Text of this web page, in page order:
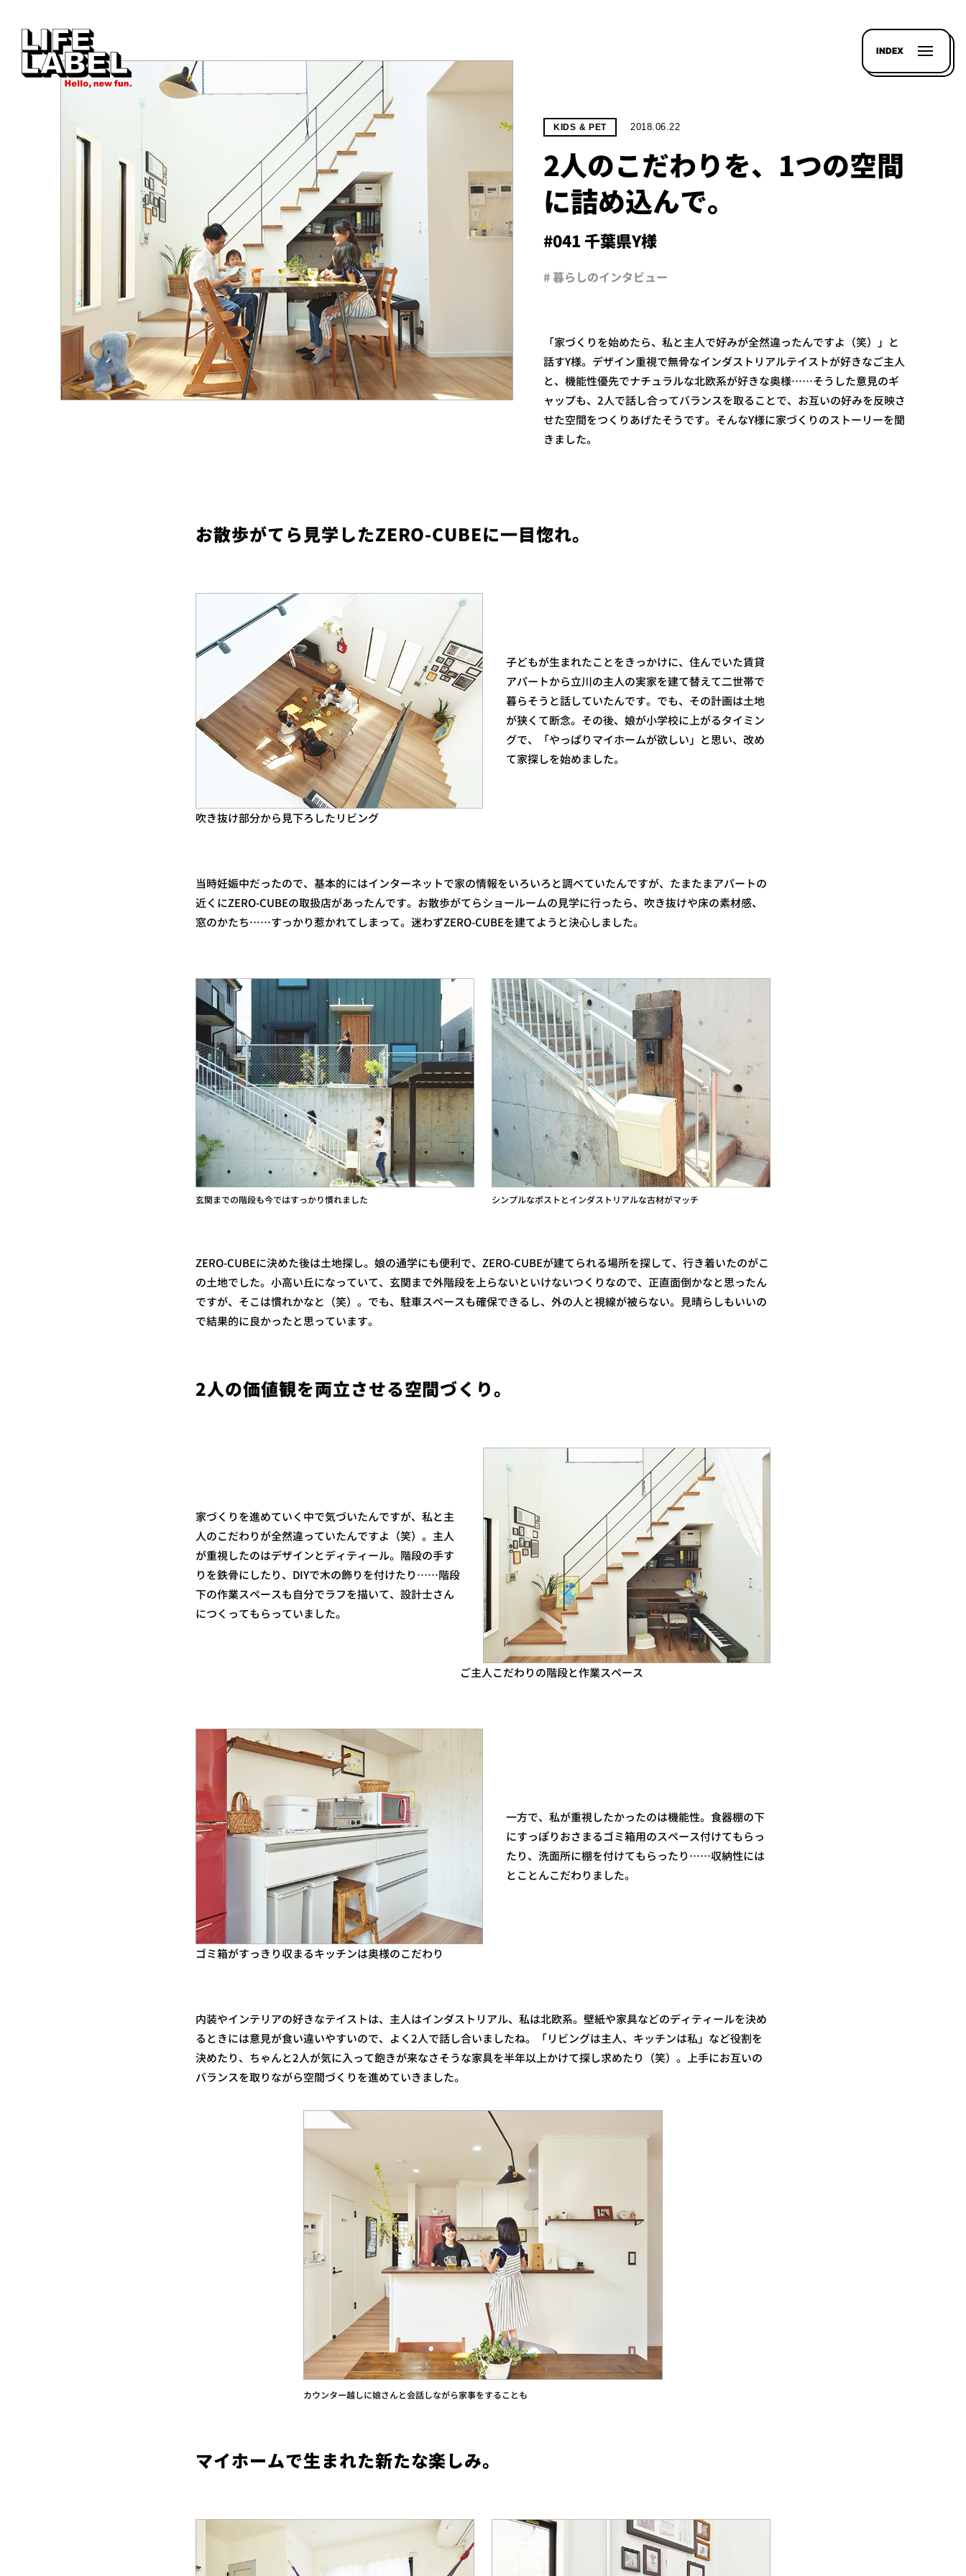
INDEX
KIDS & PET 2018.06.22
2人のこだわりを、1つの空間
に詰め込んで。
#041 千葉県Y様
# 暮らしのインタビュー
「家づくりを始めたら、私と主人で好みが全然違ったんですよ（笑）」と
話すY様。デザイン重視で無骨なインダストリアルテイストが好きなご主人
と、機能性優先でナチュラルな北欧系が好きな奥様……そうした意見のギ
ャップも、2人で話し合ってバランスを取ることで、お互いの好みを反映さ
せた空間をつくりあげたそうです。そんなY様に家づくりのストーリーを聞
きました。
お散歩がてら見学したZERO-CUBEに一目惚れ。
吹き抜け部分から見下ろしたリビング
子どもが生まれたことをきっかけに、住んでいた賃貸
アパートから立川の主人の実家を建て替えて二世帯で
暮らそうと話していたんです。でも、その計画は土地
が狭くて断念。その後、娘が小学校に上がるタイミン
グで、「やっぱりマイホームが欲しい」と思い、改め
て家探しを始めました。
当時妊娠中だったので、基本的にはインターネットで家の情報をいろいろと調べていたんですが、たまたまアパートの
近くにZERO-CUBEの取扱店があったんです。お散歩がてらショールームの見学に行ったら、吹き抜けや床の素材感、
窓のかたち……すっかり惹かれてしまって。迷わずZERO-CUBEを建てようと決心しました。
玄関までの階段も今ではすっかり慣れました シンプルなポストとインダストリアルな古材がマッチ
ZERO-CUBEに決めた後は土地探し。娘の通学にも便利で、ZERO-CUBEが建てられる場所を探して、行き着いたのがこ
の土地でした。小高い丘になっていて、玄関まで外階段を上らないといけないつくりなので、正直面倒かなと思ったん
ですが、そこは慣れかなと（笑）。でも、駐車スペースも確保できるし、外の人と視線が被らない。見晴らしもいいの
で結果的に良かったと思っています。
2人の価値観を両立させる空間づくり。
ご主人こだわりの階段と作業スペース
家づくりを進めていく中で気づいたんですが、私と主
人のこだわりが全然違っていたんですよ（笑）。主人
が重視したのはデザインとディティール。階段の手す
りを鉄骨にしたり、DIYで木の飾りを付けたり……階段
下の作業スペースも自分でラフを描いて、設計士さん
につくってもらっていました。
ゴミ箱がすっきり収まるキッチンは奥様のこだわり
一方で、私が重視したかったのは機能性。食器棚の下
にすっぽりおさまるゴミ箱用のスペース付けてもらっ
たり、洗面所に棚を付けてもらったり……収納性には
とことんこだわりました。
内装やインテリアの好きなテイストは、主人はインダストリアル、私は北欧系。壁紙や家具などのディティールを決め
るときには意見が食い違いやすいので、よく2人で話し合いましたね。「リビングは主人、キッチンは私」など役割を
決めたり、ちゃんと2人が気に入って飽きが来なさそうな家具を半年以上かけて探し求めたり（笑）。上手にお互いの
バランスを取りながら空間づくりを進めていきました。
カウンター越しに娘さんと会話しながら家事をすることも
マイホームで生まれた新たな楽しみ。